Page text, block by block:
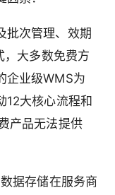
批次管理、效期
，大多数免费方
企业级WMS为
12大核心流程和
产品无法提供
据存储在服务商